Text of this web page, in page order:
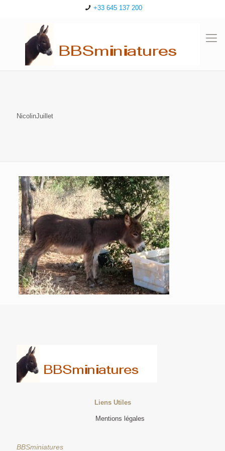
+33 645 137 200
NicolinJuillet
Liens Utiles
Mentions légales
BBSminiatures